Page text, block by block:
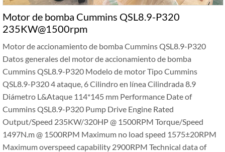
Motor de bomba Cummins QSL8.9-P320
235KW@1500rpm
Motor de accionamiento de bomba Cummins QSL8.9-P320
Datos generales del motor de accionamiento de bomba
Cummins QSL8.9-P320 Modelo de motor Tipo Cummins
QSL8.9-P320 4 ataque, 6 Cilindro en línea Cilindrada 8.9
Diámetro L&Ataque 114*145 mm Performance Date of
Cummins QSL8.9-P320 Pump Drive Engine Rated
Output/Speed 235KW/320HP @ 1500RPM Torque/Speed
1497N.m @ 1500RPM Maximum no load speed 1575±20RPM
Maximum overspeed capability 2900RPM Technical data of